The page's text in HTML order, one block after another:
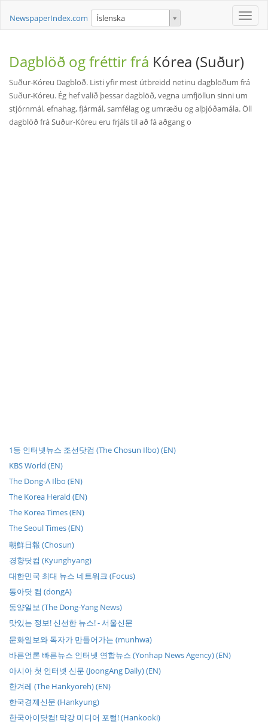
Toggle
NewspaperIndex.com Íslenska
Dagblöð og fréttir frá Kórea (Suður)
Suður-Kóreu Dagblöð. Listi yfir mest útbreidd netinu dagblöðum frá
Suður-Kóreu. Ég hef valið þessar dagblöð, vegna umfjöllun sinni um
stjórnmál, efnahag, fjármál, samfélag og umræðu og alþjóðamála. Öll
dagblöð frá Suður-Kóreu eru frjáls til að fá aðgang o
1등 인터넷뉴스 조선닷컴 (The Chosun Ilbo) (EN)
KBS World (EN)
The Dong-A Ilbo (EN)
The Korea Herald (EN)
The Korea Times (EN)
The Seoul Times (EN)
朝鮮日報 (Chosun)
경향닷컴 (Kyunghyang)
대한민국 최대 뉴스 네트워크 (Focus)
동아닷 컴 (dongA)
동양일보 (The Dong-Yang News)
맛있는 정보! 신선한 뉴스! - 서울신문
문화일보와 독자가 만들어가는 (munhwa)
바른언론 빠른뉴스 인터넷 연합뉴스 (Yonhap News Agency) (EN)
아시아 첫 인터넷 신문 (JoongAng Daily) (EN)
한겨레 (The Hankyoreh) (EN)
한국경제신문 (Hankyung)
한국아이닷컴! 막강 미디어 포털! (Hankooki)